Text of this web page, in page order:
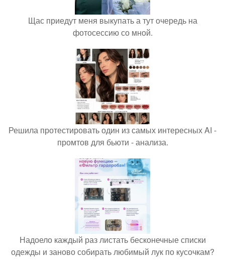
Щас приедут меня выкупать а тут очередь на
фотосессию со мной.
Решила протестировать один из самых интересных AI -
промтов для бьюти - анализа.
Надоело каждый раз листать бесконечные списки
одежды и заново собирать любимый лук по кусочкам?